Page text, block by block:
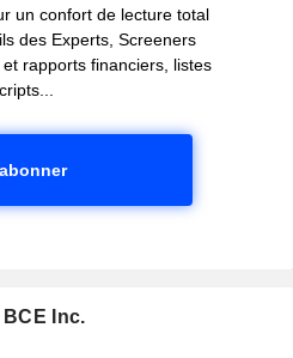
un confort de lecture total
des Experts, Screeners
rapports financiers, listes
Inc.